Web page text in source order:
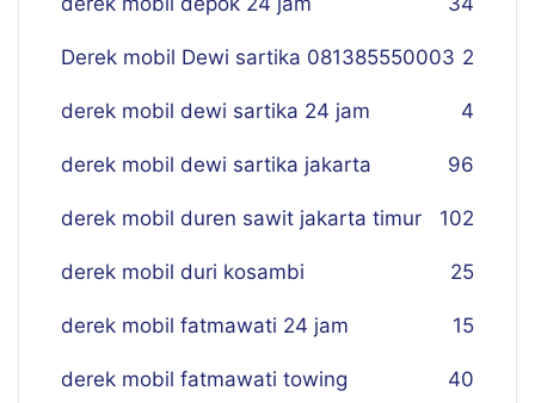
Derek mobil Dewi sartika 081385550003 2
derek mobil dewi sartika 24 jam 4
derek mobil dewi sartika jakarta 96
derek mobil duren sawit jakarta timur 102
derek mobil duri kosambi 25
derek mobil fatmawati 24 jam 15
derek mobil fatmawati towing 40